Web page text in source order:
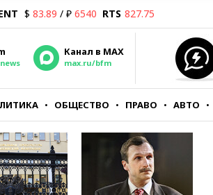
$ 83.89 / ₽ 6540 RTS 827.75
Канал в MAX
max.ru/bfm
ОБЩЕСТВО ПРАВО АВТО